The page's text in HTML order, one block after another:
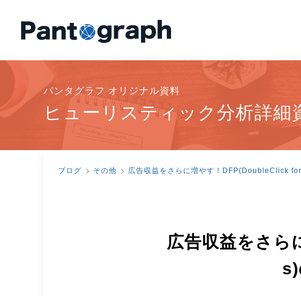
パンタグラフ オリジナル資料
ヒューリスティック分析詳細
ブログ その他 広告収益をさらに増やす！DFP(DoubleClick
広告収益をさ